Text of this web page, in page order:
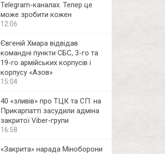
Telegram-каналах. Тепер це
може зробити кожен
12:06
Євгеній Хмара відвідав
командні пункти СБС, 3-го та
19-го армійських корпусів і
корпусу «Азов»
15:04
40 «зливів» про ТЦК та СП: на
Прикарпатті засудили адміна
закритої Viber-групи
16:58
«Закрита» нарада Міноборони